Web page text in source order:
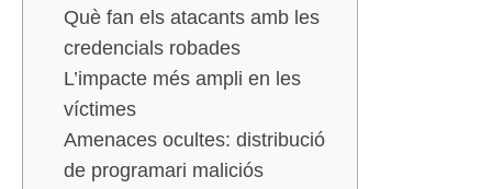
Què fan els atacants amb les
credencials robades
L’impacte més ampli en les
víctimes
Amenaces ocultes: distribució
de programari maliciós